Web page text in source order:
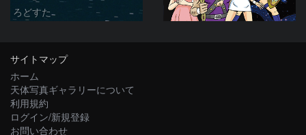
ろどすた
サイトマップ
ホーム
天体写真ギャラリーについて
利用規約
ログイン/新規登録
お問い合わせ